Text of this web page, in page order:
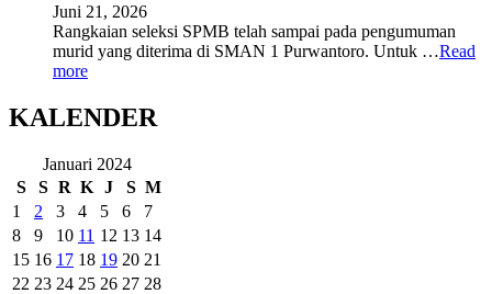
Juni 21, 2026
Rangkaian seleksi SPMB telah sampai pada pengumuman
murid yang diterima di SMAN 1 Purwantoro. Untuk …Read
more
KALENDER
Januari 2024
S
S R K J S M
1
2 3 4 5 6
7
8
9 10 11 12 13 14
15 16 17 18 19 20 21
22 23 24 25 26 27 28